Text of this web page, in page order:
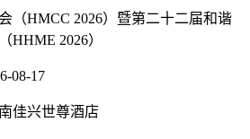
（HMCC 2026）暨第二十二届和谐
HHME 2026）
08-17
佳兴世尊酒店